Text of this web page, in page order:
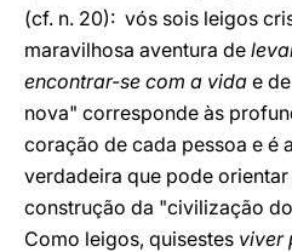
(cf. n. 20): vós sois leigos
maravilhosa aventura de
encontrar-se com a vida e
nova" corresponde às
coração de cada pessoa e é
verdadeira que pode
construção da "civilização
Como leigos, quisestes viver